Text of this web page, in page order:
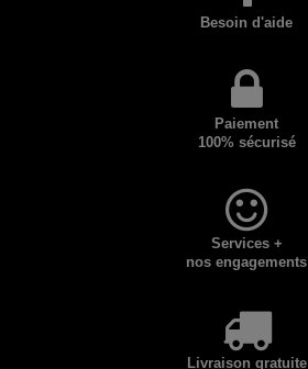
Besoin d'aide
Paiement
100% sécurisé
Services +
nos engagements
Livraison gratuite